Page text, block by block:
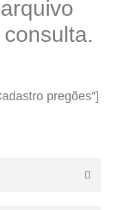
pregões”]